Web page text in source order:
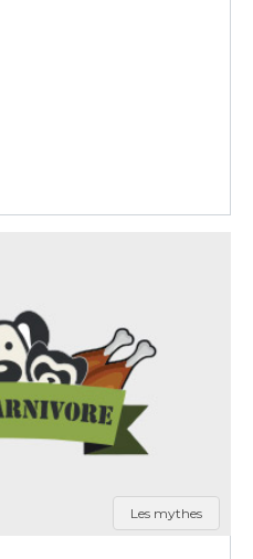
Les mythes